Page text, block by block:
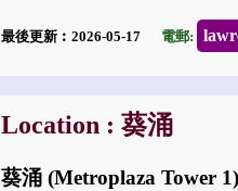
最後更新︰2026-05-17 電郵:
Location : 葵涌
葵涌 (Metroplaza Tower